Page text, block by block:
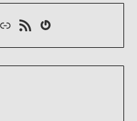
LinkRSS-FeedGravatar